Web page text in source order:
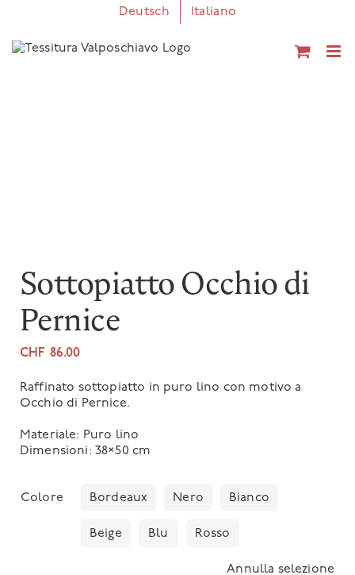
contenuto
Deutsch Italiano
Sottopiatto Occhio di
Pernice
CHF 86.00
Raffinato sottopiatto in puro lino con motivo a
Occhio di Pernice.
Materiale: Puro lino
Dimensioni: 38×50 cm
Colore Bordeaux Nero Bianco
Beige Blu Rosso
Annulla selezione